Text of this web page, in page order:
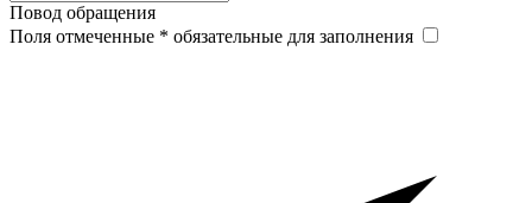
Повод обращения
Поля отмеченные * обязательные для заполнения